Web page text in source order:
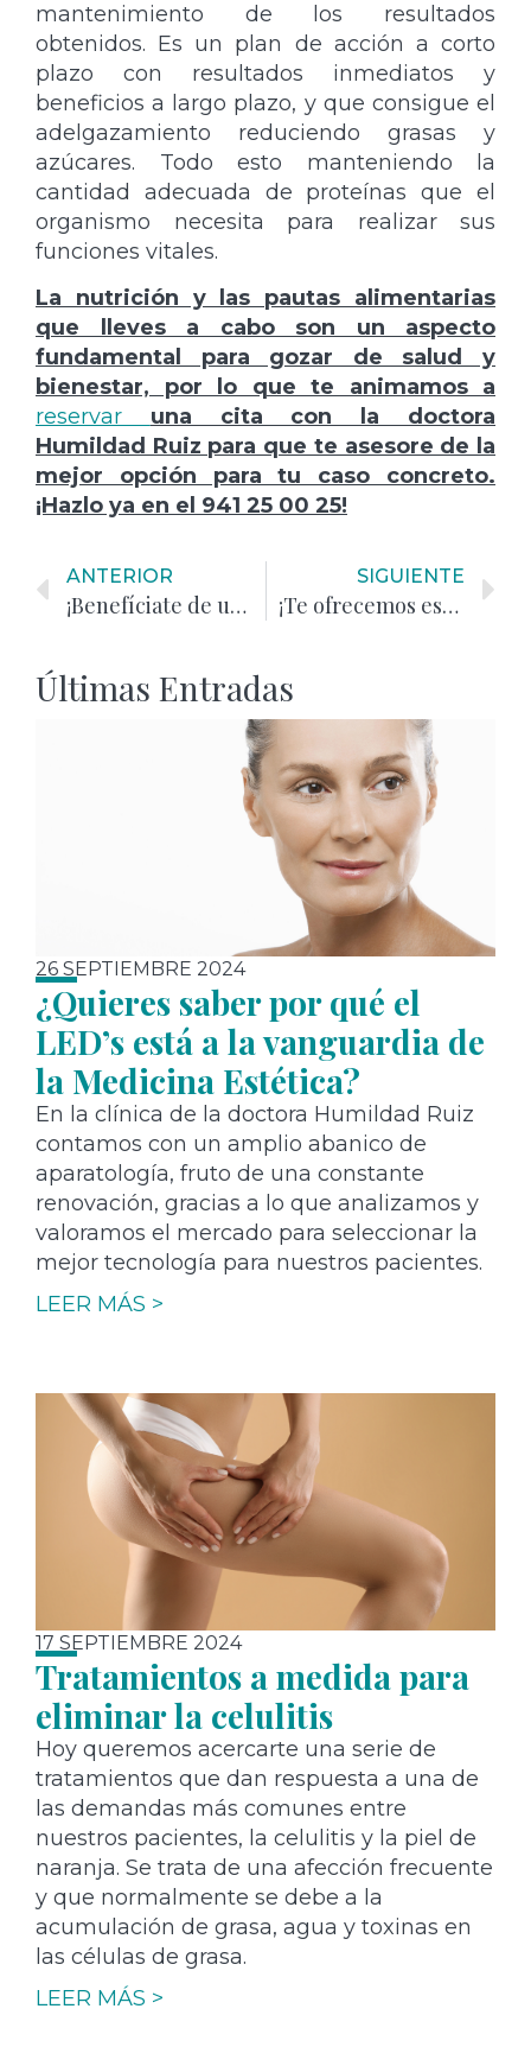
mantenimiento de los resultados
obtenidos. Es un plan de acción a corto
plazo con resultados inmediatos y
beneficios a largo plazo, y que consigue el
adelgazamiento reduciendo grasas y
azúcares. Todo esto manteniendo la
cantidad adecuada de proteínas que el
organismo necesita para realizar sus
funciones vitales.
La nutrición y las pautas alimentarias
que lleves a cabo son un aspecto
fundamental para gozar de salud y
bienestar, por lo que te animamos a
reservar una cita con la doctora
Humildad Ruiz para que te asesore de la
mejor opción para tu caso concreto.
¡Hazlo ya en el 941 25 00 25!
ANTERIOR
¡Benefíciate de una remodelación corporal completa gracias a Cooltech!
SIGUIENTE
¡Te ofrecemos este tratamiento especial para estas Navidades!
Últimas Entradas
26 SEPTIEMBRE 2024
¿Quieres saber por qué el
LED’s está a la vanguardia de
la Medicina Estética?
En la clínica de la doctora Humildad Ruiz
contamos con un amplio abanico de
aparatología, fruto de una constante
renovación, gracias a lo que analizamos y
valoramos el mercado para seleccionar la
mejor tecnología para nuestros pacientes.
LEER MÁS >
17 SEPTIEMBRE 2024
Tratamientos a medida para
eliminar la celulitis
Hoy queremos acercarte una serie de
tratamientos que dan respuesta a una de
las demandas más comunes entre
nuestros pacientes, la celulitis y la piel de
naranja. Se trata de una afección frecuente
y que normalmente se debe a la
acumulación de grasa, agua y toxinas en
las células de grasa.
LEER MÁS >